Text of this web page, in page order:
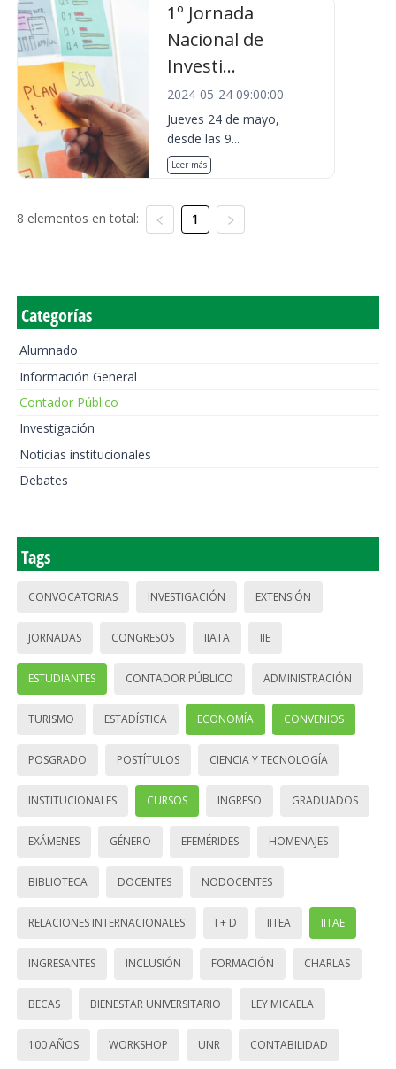
1º Jornada
Nacional de
Investi...
2024-05-24 09:00:00
Jueves 24 de mayo,
desde las 9...
Leer más
8 elementos en total: 1
Categorías
Alumnado
Información General
Contador Público
Investigación
Noticias institucionales
Debates
Tags
CONVOCATORIAS INVESTIGACIÓN EXTENSIÓN
JORNADAS CONGRESOS IIATA IIE
ESTUDIANTES CONTADOR PÚBLICO ADMINISTRACIÓN
TURISMO ESTADÍSTICA ECONOMÍA CONVENIOS
POSGRADO POSTÍTULOS CIENCIA Y TECNOLOGÍA
INSTITUCIONALES CURSOS INGRESO GRADUADOS
EXÁMENES GÉNERO EFEMÉRIDES HOMENAJES
BIBLIOTECA DOCENTES NODOCENTES
RELACIONES INTERNACIONALES I + D IITEA IITAE
INGRESANTES INCLUSIÓN FORMACIÓN CHARLAS
BECAS BIENESTAR UNIVERSITARIO LEY MICAELA
100 AÑOS WORKSHOP UNR CONTABILIDAD